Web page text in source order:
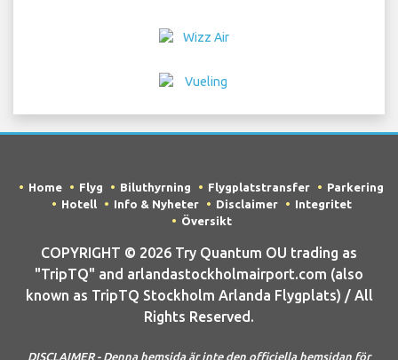
Home Flyg Biluthyrning Flygplatstransfer
Parkering
Hotell
Info & Nyheter Disclaimer
Integritet
Översikt
COPYRIGHT © 2026 Try Quantum OU trading as